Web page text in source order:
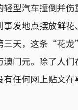
轻型汽车撞倒并
事发地点摆放鲜
三天，这条“花龙
澳门元。除了人
有任何网上贴文